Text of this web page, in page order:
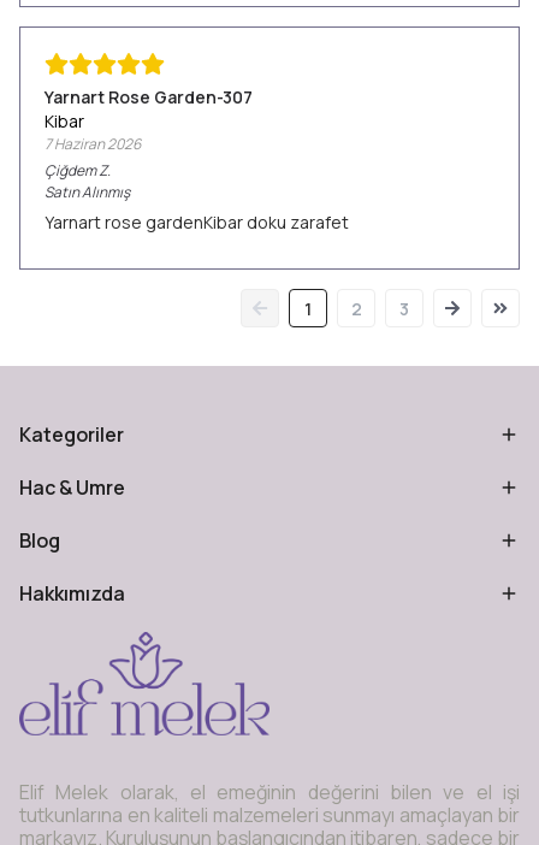
Yarnart Rose Garden-307
Kibar
7 Haziran 2026
ÇiğdemZ.
Satın Alınmış
Yarnart rose gardenKibar doku zarafet
1 2 3
Kategoriler
Hac & Umre
Blog
Hakkımızda
Elif Melek olarak, el emeğinin değerini bilen ve el işi
tutkunlarına en kaliteli malzemeleri sunmayı amaçlayan bir
markayız. Kuruluşunun başlangıcından itibaren, sadece bir